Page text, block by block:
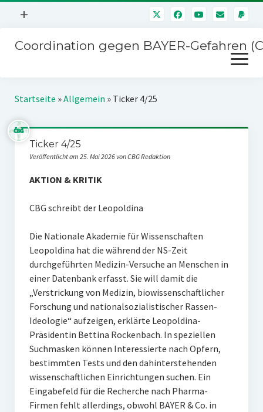
Menü
+
Mitmachen
Kontakt
Impressum
Störfälle
Coordination gegen BAYER-Gefahren
Menü
öffnen
Kampagnen
BAYER-Hauptversammlungen
Stichwort BAYER
Startseite »Allgemein » Ticker 4/25
Ticker 4/25
Veröffentlicht am 25. Mai 2026 von CBG Redaktion
AKTION & KRITIK
CBG schreibt der Leopoldina
Die Nationale Akademie für Wissenschaften
Leopoldina hat die während der NS-Zeit
durchgeführten Medizin-Versuche an Menschen in
einer Datenbank erfasst. Sie will damit die
„Verstrickung von Medizin, biowissenschaftlicher
Forschung und nationalsozialistischer Rassen-
Ideologie“ aufzeigen, erklärte Leopoldina-
Präsidentin Bettina Rockenbach. In speziellen
Suchmasken können Interessierte nach Opfern,
bestimmten Tests und den dahinterstehenden
wissenschaftlichen Einrichtungen suchen. Ein
Eingabefeld für die Recherche nach Pharma-
Firmen fehlt allerdings, obwohl BAYER & Co. in